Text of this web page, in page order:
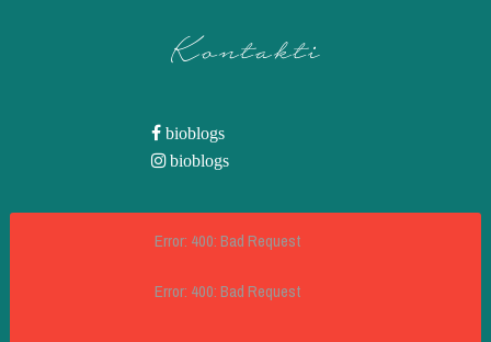
Kontakti
bioblogs
bioblogs
Error: 400: Bad Request
Error: 400: Bad Request